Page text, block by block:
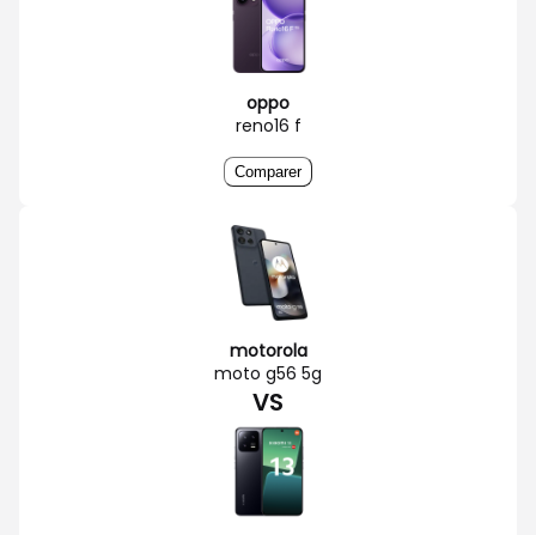
oppo
reno16 f
Comparer
motorola
moto g56 5g
VS